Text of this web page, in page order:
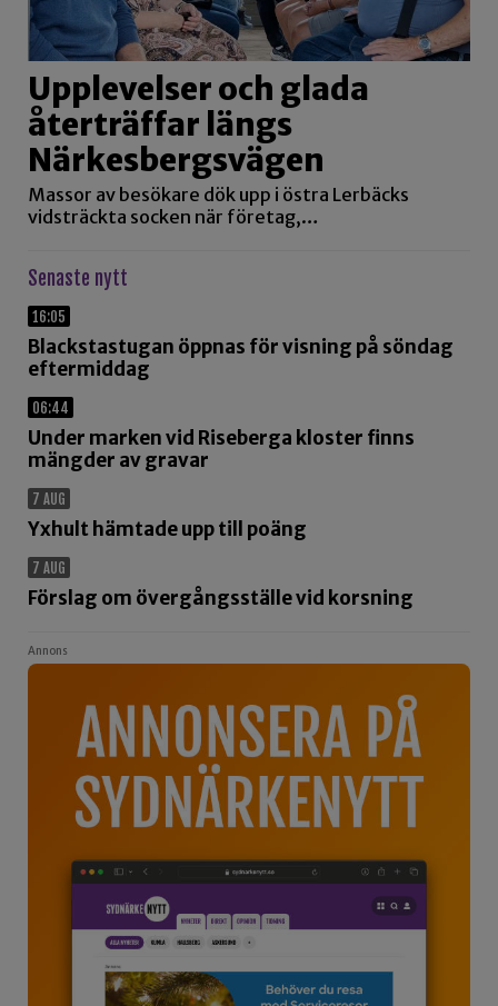
Upplevelser och glada
återträffar längs
Närkesbergsvägen
Massor av besökare dök upp i östra Lerbäcks
vidsträckta socken när företag,…
Senaste nytt
16:05
Blackstastugan öppnas för visning på söndag
eftermiddag
06:44
Under marken vid Riseberga kloster finns
mängder av gravar
7 AUG
Yxhult hämtade upp till poäng
7 AUG
Förslag om övergångsställe vid korsning
Annons